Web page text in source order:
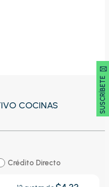
SUSCRÍBETE 🖂
COCINAS
Crédito Directo